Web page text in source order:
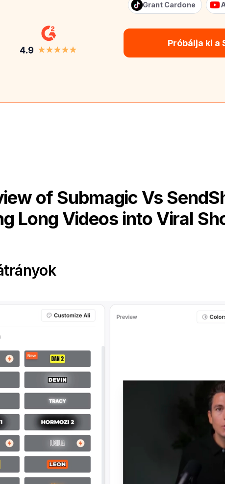
Grant Cardone
Próbálja ki a
of Submagic Vs
Long Videos into Viral